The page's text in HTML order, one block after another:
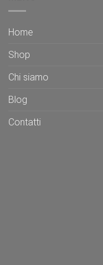
Home
Shop
Chi siamo
Blog
Contatti